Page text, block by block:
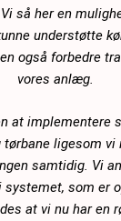
så her en
understøtte
også forbedre
vores anlæg.
at implementere
tørbane ligesom
samtidig. Vi
systemet, som er
at vi nu har en